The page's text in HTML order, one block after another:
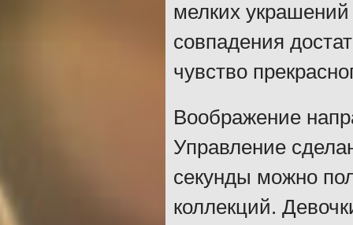
мелких
совпадения
чувство
Воображение
Управление
секунды можно
коллекций.